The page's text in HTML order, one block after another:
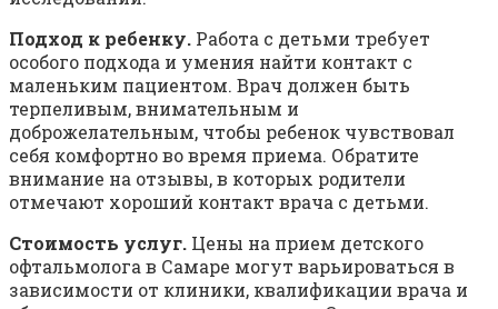
Подход к ребенку. Работа с детьми требует
особого подхода и умения найти контакт с
маленьким пациентом. Врач должен быть
терпеливым, внимательным и
доброжелательным, чтобы ребенок чувствовал
себя комфортно во время приема. Обратите
внимание на отзывы, в которых родители
отмечают хороший контакт врача с детьми.
Стоимость услуг. Цены на прием детского
офтальмолога в Самаре могут варьироваться в
зависимости от клиники, квалификации врача и